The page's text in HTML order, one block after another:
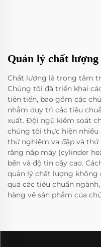
Quản lý chất
Chất lượng là trọng tâm
Chúng tôi đã triển khai
tiên tiến, bao gồm các
nhằm duy trì các tiêu
xuất. Đội ngũ kiểm soát
chúng tôi thực hiện nhiều
thử nghiệm va đập và
rằng nắp máy (cylinder
bền và độ tin cậy cao.
quản lý chất lượng
quá các tiêu chuẩn
hàng về sản phẩm của